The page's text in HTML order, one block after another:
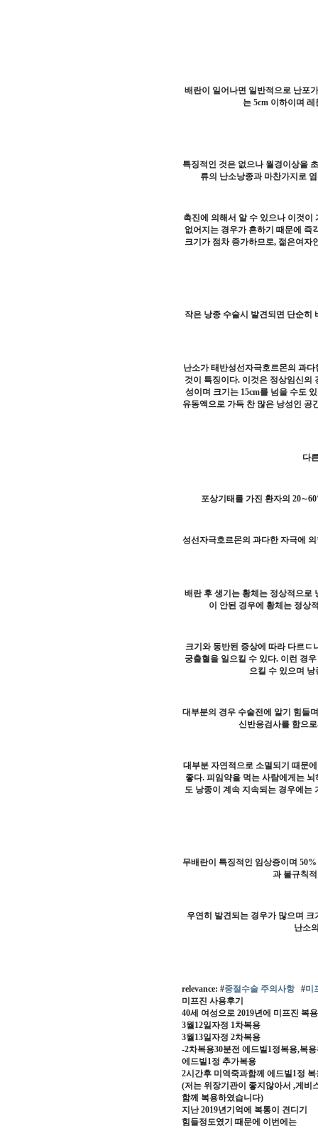
배란이 일어나면 일반적으로 난포
는 5cm 이하이며
특징적인 것은 없으나 월경이상을
류의 난소낭종과 마찬가지로
촉진에 의해서 알 수 있으나 이것이
없어지는 경우가 흔하기 때문에 즉
크기가 점차 증가하므로, 젊은여자
작은 낭종 수술시 발견되면 단순히
난소가 태반성선자극호르몬의 과
것이 특징이다. 이것은 정상임신의
성이며 크기는 15cm를 넘을 수도
유동액으로 가득 찬 많은 낭성인 공
다
포상기태를 가진 환자의
성선자극호르몬의 과다한 자극에
배란 후 생기는 황체는 정상적으로
이 안된 경우에 황체는 정상
크기와 동반된 증상에 따라 다르ㄷ
궁출혈을 일으킬 수 있다. 이런 경
으킬 수 있으며
대부분의 경우 수술전에 알기 힘들
신반응검사를 함으
대부분 자연적으로 소멸되기 때문
좋다. 피임약을 먹는 사람에게는
도 낭종이 계속 지속되는 경우에는
무배란이 특징적인 임상증이며
과 불규칙
우연히 발견되는 경우가 많으며
난소
relevance: #중절수술 주의사항#미
미프진 사용후기
40세 여성으로 2019년에 미프진 복
3월12일자정 1차복용
3월13일자정 2차복용
-2차복용30분전 에드빌1정복용,복
에드빌1정 추가복용
2시간후 미역죽과함께 에드빌1정 복
(저는 위장기관이 좋지않아서 ,게비
함께 복용하였습니다)
지난 2019년기억에 복통이 견디기
힘들정도였기 때문에 이번에는